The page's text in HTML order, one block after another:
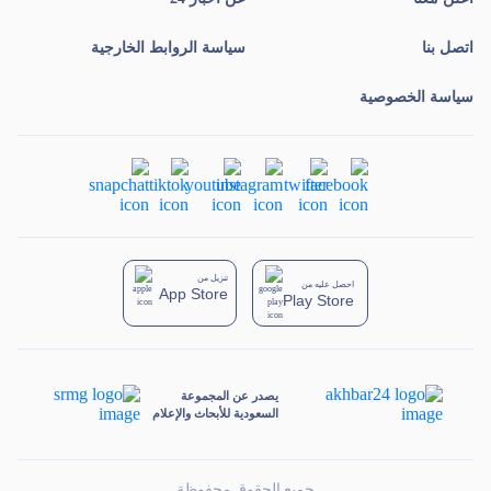
يصدر عن المجموعة
السعودية للأبحاث والإعلام
اتصل بنا سياسة الروابط الخارجية
سياسة الخصوصية
تنزيل من
App Store
احصل عليه من
Play Store